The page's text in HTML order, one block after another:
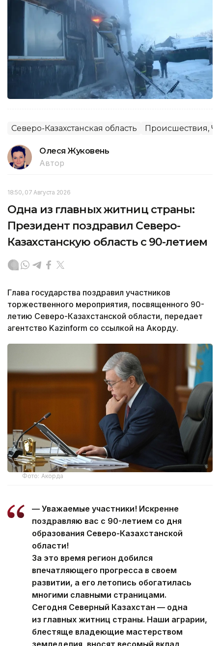
Северо-Казахстанская область Происшествия,
Олеся Жуковень
Автор
18:50, 07 Августа 2026
Одна из главных житниц страны:
Президент поздравил Северо-
Казахстанскую область с 90-летием
Глава государства поздравил участников
торжественного мероприятия, посвященного 90-
летию Северо-Казахстанской области, передает
агентство Kazinform со ссылкой на Акорду.
Фото: Акорда
— Уважаемые участники! Искренне
поздравляю вас с 90-летием со дня
образования Северо-Казахстанской
области!
За это время регион добился
впечатляющего прогресса в своем
развитии, а его летопись обогатилась
многими славными страницами.
Сегодня Северный Казахстан — одна
из главных житниц страны. Наши аграрии,
блестяще владеющие мастерством